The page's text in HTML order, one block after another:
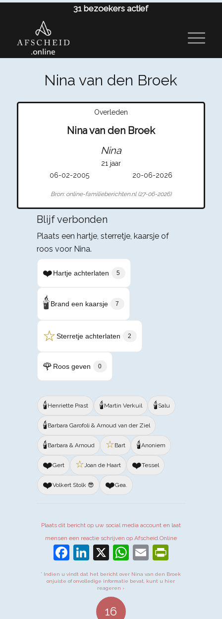
31 bezoekers actief
Nina van den Broek
Overleden
Nina van den Broek
Nina
21 jaar
06-02-2005
20-06-2026
Bron: online-familieberichten.nl (27-06-2026)
Blijf verbonden
Plaats een hartje, sterretje, kaarsje of
roos voor Nina.
❤️Hartje achterlaten 5
🕯️Brand een kaarsje 7
☆Sterretje achterlaten 2
🌹 Roos geven 0
🕯️Henriette Prast 🕯️Martin Verkuil 🕯️Salu
🕯️Barbara Garofoli & Arnoud van der Ziel
🕯️Barbara & Arnoud ☆Bart 🕯️Anoniem
❤️Gert ☆ Joan de Haart ❤️Tessel
❤️Volkert Stolk 😎 ❤️Gea.
Plaats dit bericht op uw social media account en laat
mensen een reactie schrijven op Afscheid.Online
Facebook
LinkedIn
X WhatsApp
Email
* Indien u vindt dat het bericht over Nina van den Broek
onjuiste of onvolledige informatie bevat, kunt u hier
reageren ›
16